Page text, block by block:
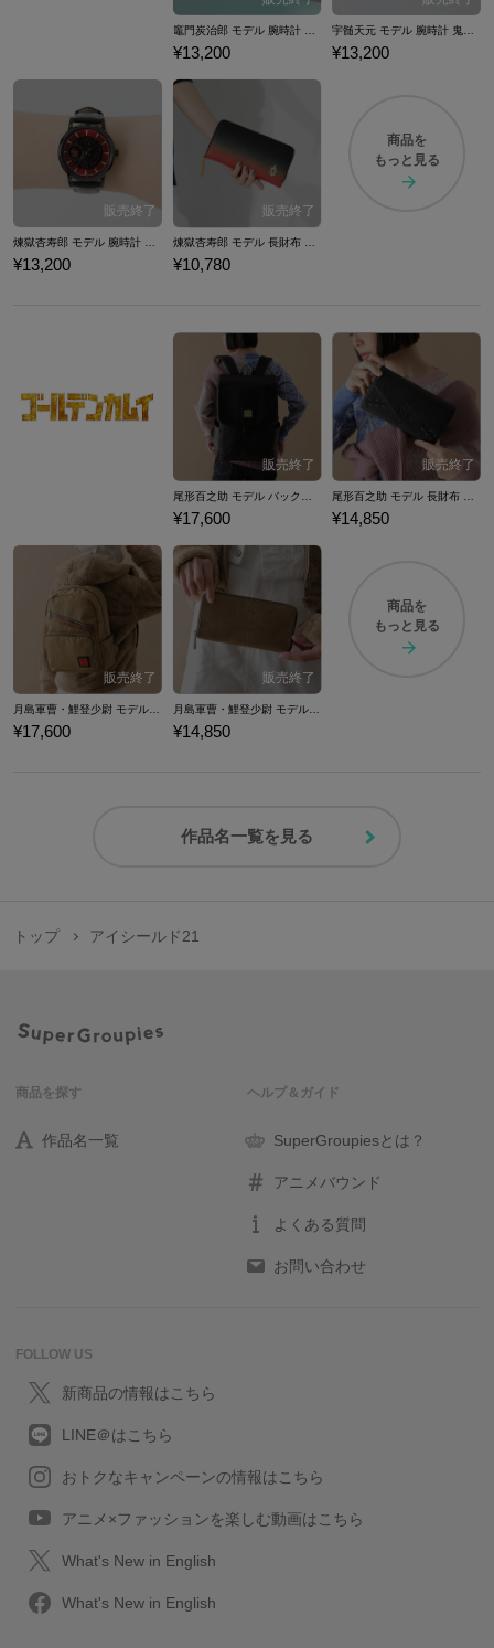
¥13,200 ¥13,200
煉獄杏寿郎 モデル 腕時計 鬼滅の刃
¥13,200
煉獄杏寿郎 モデル 長財布 鬼滅の刃
¥10,780
商品を
もっと見る
¥17,600 ¥14,850
¥17,600
月島軍曹・鯉登少尉 モデル 長財布 ゴールデンカムイ
¥14,850
商品を
もっと見る
作品名一覧を見る
トップ アイシールド21
商品を探す
作品名一覧
ヘルプ＆ガイド
SuperGroupiesとは？
アニメバウンド
よくある質問
お問い合わせ
FOLLOW US
新商品の情報はこちら
LINE＠はこちら
おトクなキャンペーンの情報はこちら
アニメ×ファッションを楽しむ動画はこちら
What's New in English
What's New in English